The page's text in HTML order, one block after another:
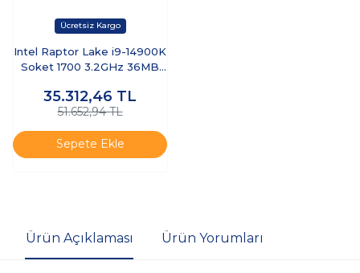
Intel Raptor Lake i9-14900K
Soket 1700 3.2GHz 36MB
35.312,46 TL
51.652,94 TL
Sepete Ekle
Ürün Açıklaması Ürün Yorumları